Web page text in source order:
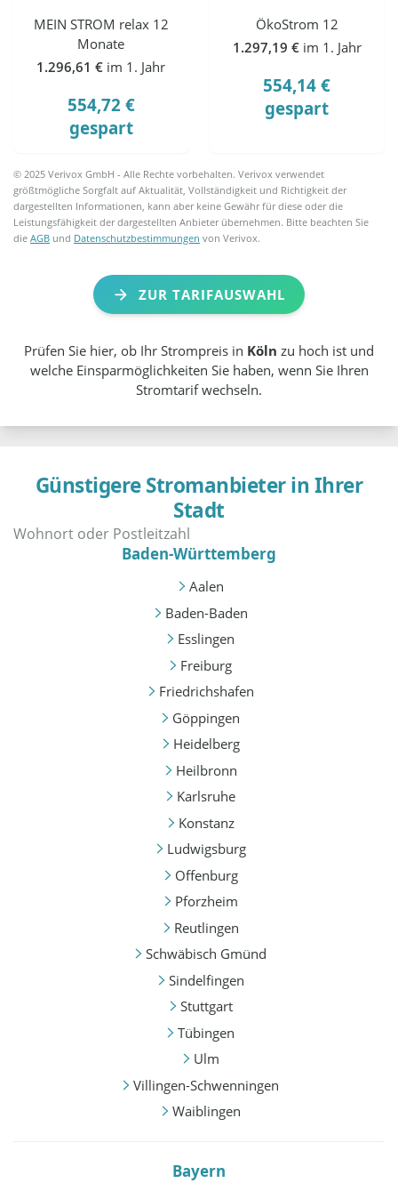
MEIN STROM relax 12
Monate
1.296,61 € im 1. Jahr
554,72 €
gespart
ÖkoStrom 12
1.297,19 € im 1. Jahr
554,14 €
gespart
© 2025 Verivox GmbH - Alle Rechte vorbehalten. Verivox verwendet
größtmögliche Sorgfalt auf Aktualität, Vollständigkeit und Richtigkeit der
dargestellten Informationen, kann aber keine Gewähr für diese oder die
Leistungsfähigkeit der dargestellten Anbieter übernehmen. Bitte beachten Sie
dieAGB und Datenschutzbestimmungen von Verivox.
ZUR TARIFAUSWAHL
Prüfen Sie hier, ob Ihr Strompreis in Köln zu hoch ist und
welche Einsparmöglichkeiten Sie haben, wenn Sie Ihren
Stromtarif wechseln.
Günstigere Stromanbieter in Ihrer
Stadt
Baden-Württemberg
Aalen
Baden-Baden
Esslingen
Freiburg
Friedrichshafen
Göppingen
Heidelberg
Heilbronn
Karlsruhe
Konstanz
Ludwigsburg
Offenburg
Pforzheim
Reutlingen
Schwäbisch Gmünd
Sindelfingen
Stuttgart
Tübingen
Ulm
Villingen-Schwenningen
Waiblingen
Bayern